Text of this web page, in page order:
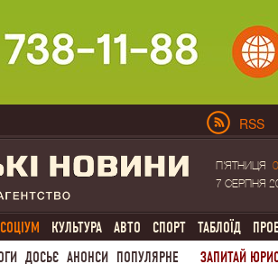
RSS
П'ЯТНИЦЯ
7 СЕРПНЯ
СОЦІУМ КУЛЬТУРА АВТО СПОРТ ТАБЛОЇД
ДОСЬЄ АНОНСИ ПОПУЛЯРНЕ ЗАПИТАЙ